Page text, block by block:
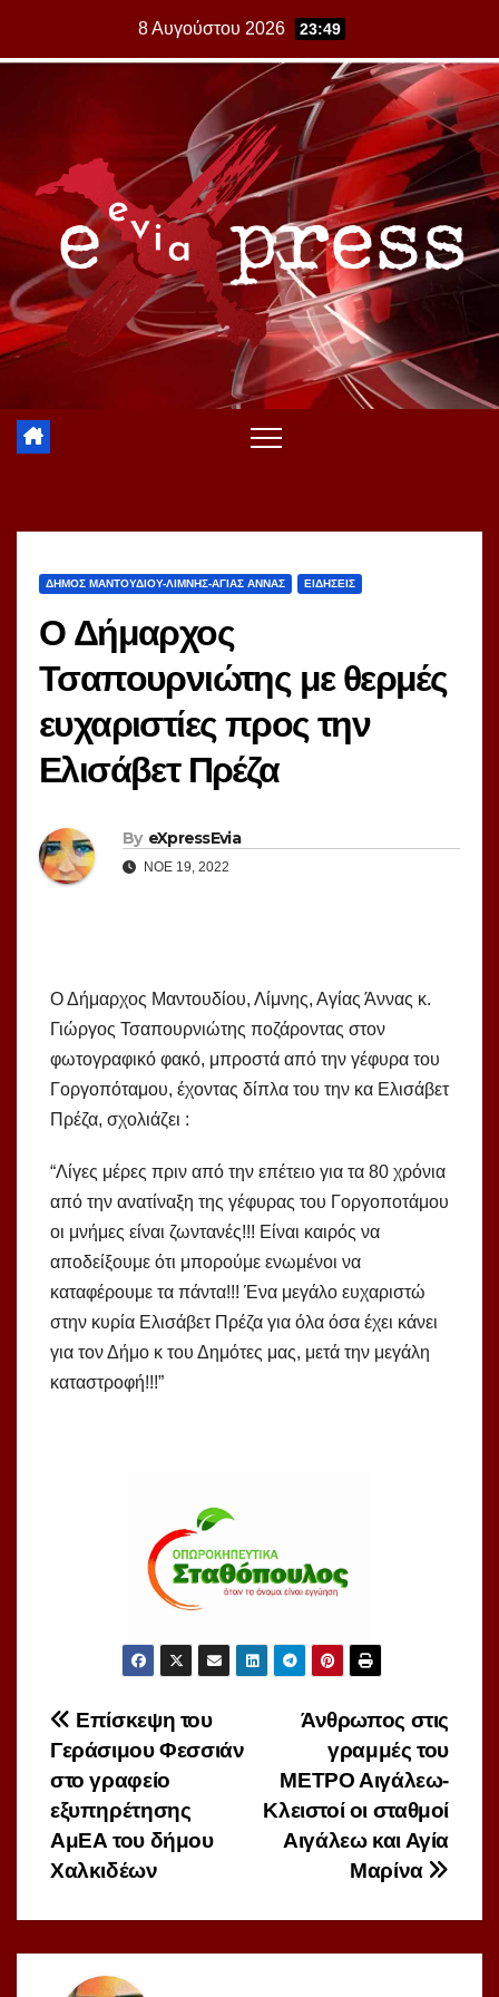
8 Αυγούστου 2026 23:49
ΔΗΜΟΣ ΜΑΝΤΟΥΔΙΟΥ-ΛΙΜΝΗΣ-ΑΓΙΑΣ ΑΝΝΑΣ ΕΙΔΗΣΕΙΣ
Ο Δήμαρχος
Τσαπουρνιώτης με θερμές
ευχαριστίες προς την
Ελισάβετ Πρέζα
By eXpressEvia
ΝΟΈ 19, 2022
Ο Δήμαρχος Μαντουδίου, Λίμνης, Αγίας Άννας κ.
Γιώργος Τσαπουρνιώτης ποζάροντας στον
φωτογραφικό φακό, μπροστά από την γέφυρα του
Γοργοπόταμου, έχοντας δίπλα του την κα Ελισάβετ
Πρέζα, σχολιάζει :
“Λίγες μέρες πριν από την επέτειο για τα 80 χρόνια
από την ανατίναξη της γέφυρας του Γοργοποτάμου
οι μνήμες είναι ζωντανές!!! Είναι καιρός να
αποδείξουμε ότι μπορούμε ενωμένοι να
καταφέρουμε τα πάντα!!! Ένα μεγάλο ευχαριστώ
στην κυρία Ελισάβετ Πρέζα για όλα όσα έχει κάνει
για τον Δήμο κ του Δημότες μας, μετά την μεγάλη
καταστροφή!!!”
Πλοήγηση
άρθρων
Άνθρωπος στις
γραμμές του
ΜΕΤΡΟ Αιγάλεω-
Κλειστοί οι σταθμοί
Αιγάλεω και Αγία
Μαρίνα
Επίσκεψη του
Γεράσιμου Φεσσιάν
στο γραφείο
εξυπηρέτησης
ΑμΕΑ του δήμου
Χαλκιδέων